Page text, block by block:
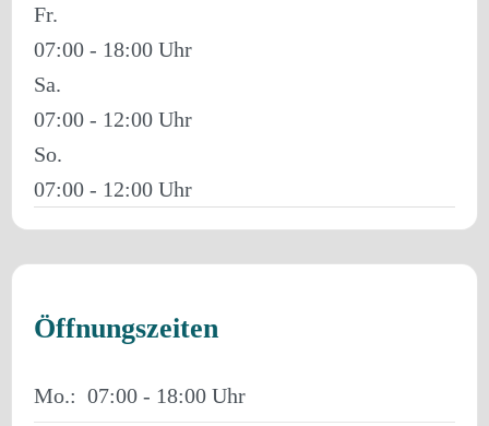
Fr.
07:00 - 18:00
Sa.
07:00 - 12:00
So.
07:00 - 12:00
Öffnungszeiten
Mo.: 07:00 - 18:00